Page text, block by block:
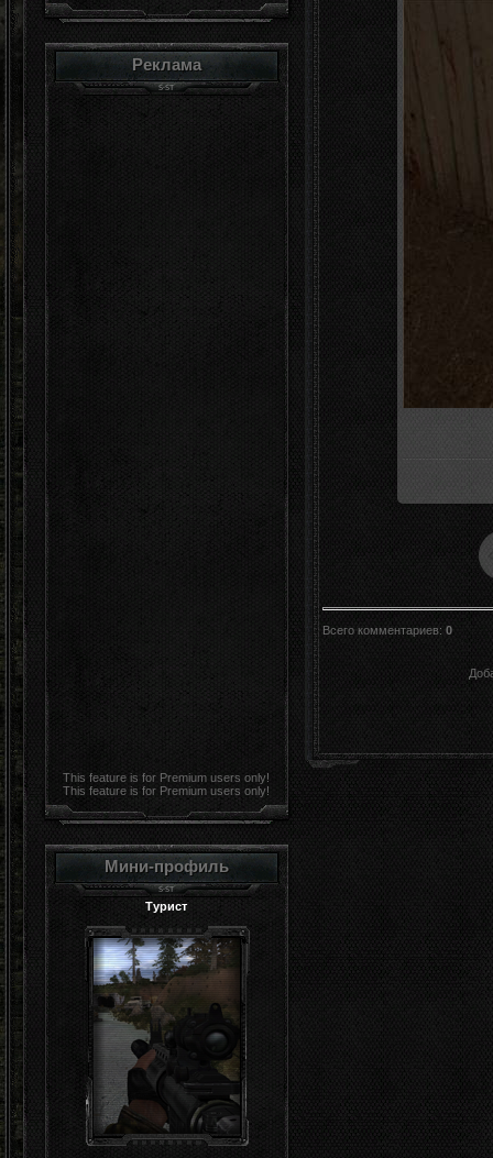
Реклама
This feature is for Premium users only!
This feature is for Premium users only!
Мини-профиль
Турист
Всего комментариев: 0